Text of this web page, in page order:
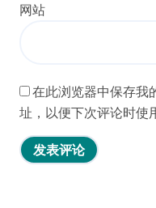
网站
在此浏览器中保存我
址，以便下次评论时使